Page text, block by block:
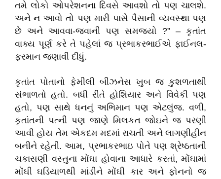
તમે લોકો ઓપરેશનના દિવસે આવશો તો પણ ચાલશે.
અને ન આવો તો પણ મારી પાસે પૈસાની વ્યવસ્થા પણ
છે અને આવવા-જવાની પણ સમજ્યો ?” – કૃતાંત
વાક્ય પૂર્ણ કરે તે પહેલાં જ પ્રભાકરભાઈએ ફાઈનલ-
ફરમાન જણાવી દીધું.
કૃતાંત પોતાનો ફેમીલી બીઝનેસ ખુબ જ કુશળતાથી
સંભાળતો હતો. બધી રીતે હોશિયાર અને વિવેકી પણ
હતો, પણ સાથે ધનનું અભિમાન પણ એટલુંજ. વળી,
કૃતાંતની પત્ની પણ જાણે મિલકત જોઇને જ પરણી
આવી હોય તેમ એકદમ મદમાં રાચતી અને લાગણીહીન
બનીને રહેતી. આમ, પ્રભાકરભાઇ પોતે પણ શ્રેષ્ઠતાની
ચકાસણી વસ્તુના મોંઘા હોવાના આધારે કરતાં, મોંઘામાં
મોંઘી ઘડિયાળથી માંડીને મોંઘી કાર અને ફોનનો જ